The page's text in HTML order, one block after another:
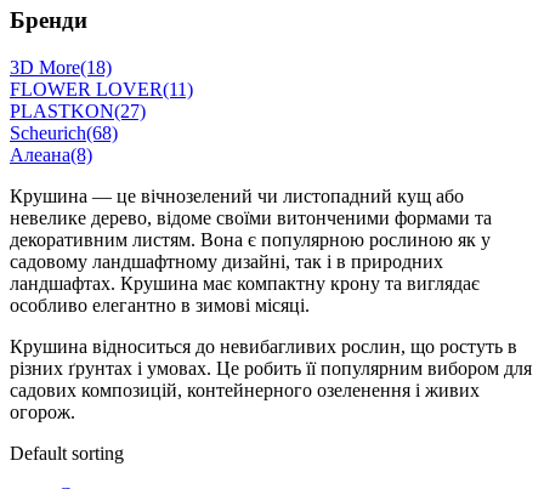
Бренди
3D More(18)
FLOWER LOVER(11)
PLASTKON(27)
Scheurich(68)
Алеана(8)
Крушина — це вічнозелений чи листопадний кущ або
невелике дерево, відоме своїми витонченими формами та
декоративним листям. Вона є популярною рослиною як у
садовому ландшафтному дизайні, так і в природних
ландшафтах. Крушина має компактну крону та виглядає
особливо елегантно в зимові місяці.
Крушина відноситься до невибагливих рослин, що ростуть в
різних ґрунтах і умовах. Це робить її популярним вибором для
садових композицій, контейнерного озеленення і живих
огорож.
Default sorting